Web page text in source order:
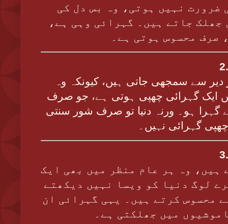
ضرورت نہیں ہوتی، وہ بس دل کی
جاتے ہیں۔ گہرائی وہی ہے،
صرف محسوس ہوتی ہے۔
دیر سے سمجھی جاتی ہیں، کیونکہ وہ
ایک گہرائی چھپی ہوتی ہے، جو صرف
گہرا ہو۔ ورنہ دنیا تو صرف شور سنتی
گہرائی نہیں۔
ہیں، وہ ہر عام منظر میں بھی ایک
لوگ دنیا کو ویسا نہیں دیکھتے
محسوس کرتے ہیں۔ یہی گہرائی ان
میں جھلکتی ہے۔